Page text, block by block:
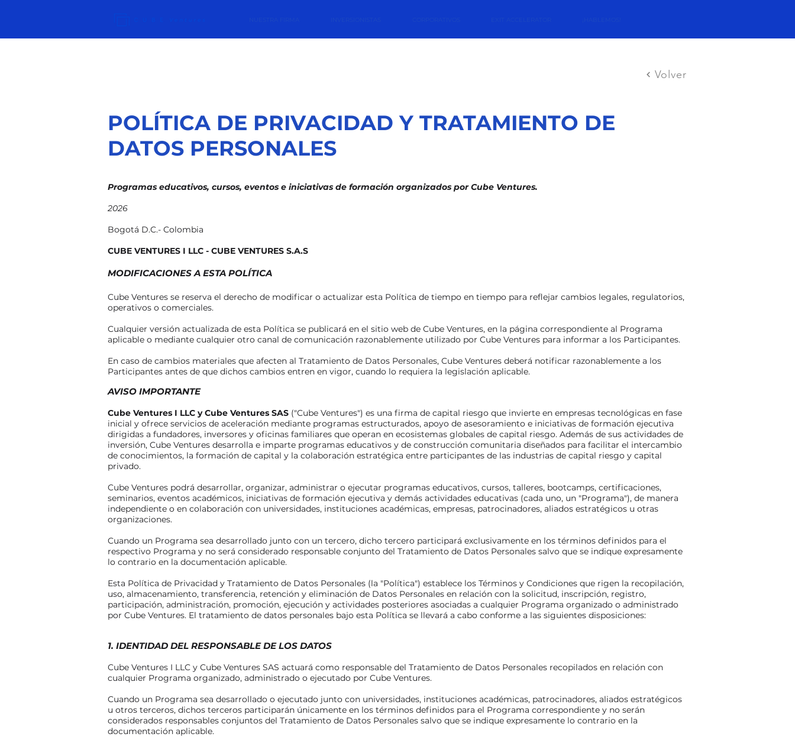
Volver
POLÍTICA DE PRIVACIDAD Y TRATAMIENTO DE
DATOS PERSONALES
Programas educativos, cursos, eventos e iniciativas de formación organizados por Cube Ventures.
2026
Bogotá D.C.- Colombia
CUBE VENTURES I LLC - CUBE VENTURES S.A.S
MODIFICACIONES A ESTA POLÍTICA
Cube Ventures se reserva el derecho de modificar o actualizar esta Política de tiempo en tiempo para reflejar cambios legales, regulatorios,
operativos o comerciales.
Cualquier versión actualizada de esta Política se publicará en el sitio web de Cube Ventures, en la página correspondiente al Programa
aplicable o mediante cualquier otro canal de comunicación razonablemente utilizado por Cube Ventures para informar a los Participantes.
En caso de cambios materiales que afecten al Tratamiento de Datos Personales, Cube Ventures deberá notificar razonablemente a los
Participantes antes de que dichos cambios entren en vigor, cuando lo requiera la legislación aplicable.
AVISO IMPORTANTE
Cube Ventures I LLC y Cube Ventures SAS ("Cube Ventures") es una firma de capital riesgo que invierte en empresas tecnológicas en fase
inicial y ofrece servicios de aceleración mediante programas estructurados, apoyo de asesoramiento e iniciativas de formación ejecutiva
dirigidas a fundadores, inversores y oficinas familiares que operan en ecosistemas globales de capital riesgo. Además de sus actividades de
inversión, Cube Ventures desarrolla e imparte programas educativos y de construcción comunitaria diseñados para facilitar el intercambio
de conocimientos, la formación de capital y la colaboración estratégica entre participantes de las industrias de capital riesgo y capital
privado.
Cube Ventures podrá desarrollar, organizar, administrar o ejecutar programas educativos, cursos, talleres, bootcamps, certificaciones,
seminarios, eventos académicos, iniciativas de formación ejecutiva y demás actividades educativas (cada uno, un "Programa"), de manera
independiente o en colaboración con universidades, instituciones académicas, empresas, patrocinadores, aliados estratégicos u otras
organizaciones.
Cuando un Programa sea desarrollado junto con un tercero, dicho tercero participará exclusivamente en los términos definidos para el
respectivo Programa y no será considerado responsable conjunto del Tratamiento de Datos Personales salvo que se indique expresamente
lo contrario en la documentación aplicable.
Esta Política de Privacidad y Tratamiento de Datos Personales (la "Política") establece los Términos y Condiciones que rigen la recopilación,
uso, almacenamiento, transferencia, retención y eliminación de Datos Personales en relación con la solicitud, inscripción, registro,
participación, administración, promoción, ejecución y actividades posteriores asociadas a cualquier Programa organizado o administrado
por Cube Ventures. El tratamiento de datos personales bajo esta Política se llevará a cabo conforme a las siguientes disposiciones:
1. IDENTIDAD DEL RESPONSABLE DE LOS DATOS
Cube Ventures I LLC y Cube Ventures SAS actuará como responsable del Tratamiento de Datos Personales recopilados en relación con
cualquier Programa organizado, administrado o ejecutado por Cube Ventures.
Cuando un Programa sea desarrollado o ejecutado junto con universidades, instituciones académicas, patrocinadores, aliados estratégicos
u otros terceros, dichos terceros participarán únicamente en los términos definidos para el Programa correspondiente y no serán
considerados responsables conjuntos del Tratamiento de Datos Personales salvo que se indique expresamente lo contrario en la
documentación aplicable.